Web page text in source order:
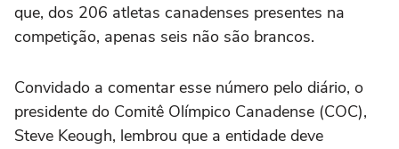
que, dos 206 atletas canadenses presentes na
competição, apenas seis não são brancos.
Convidado a comentar esse número pelo diário, o
presidente do Comitê Olímpico Canadense (COC),
Steve Keough, lembrou que a entidade deve